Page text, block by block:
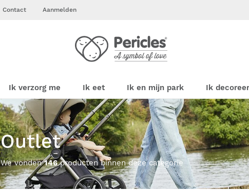
Contact Aanmelden
Ik verzorg me Ik eet Ik en mijn park Ik decoreer
Outlet
We vonden146producten binnen deze categorie